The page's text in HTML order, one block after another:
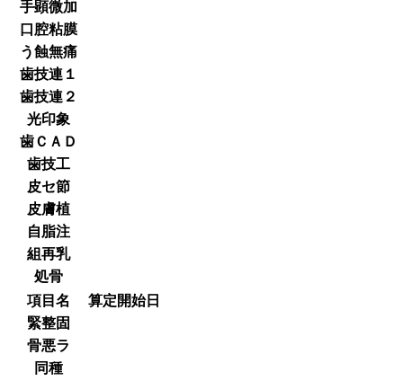
手顕微加
口腔粘膜
う蝕無痛
歯技連１
歯技連２
光印象
歯ＣＡＤ
歯技工
皮セ節
皮膚植
自脂注
組再乳
処骨
項目名
算定開始日
緊整固
骨悪ラ
同種